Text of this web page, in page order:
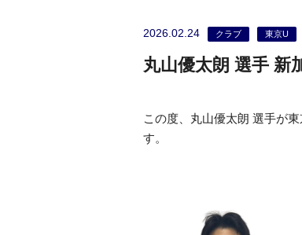
2026.02.24 クラブ 東京U
丸山優太朗 選手 新
この度、丸山優太朗 選手が
す。